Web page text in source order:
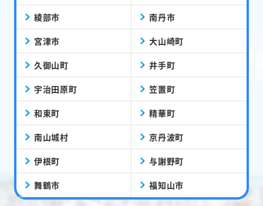
綾部市 南丹市
宮津市 大山崎町
久御山町 井手町
宇治田原町 笠置町
和束町 精華町
南山城村 京丹波町
伊根町 与謝野町
舞鶴市 福知山市